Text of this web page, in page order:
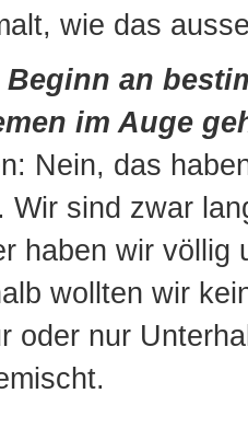
wie das
an
im Auge
Nein, das
Wir sind zwar
haben wir völlig
wollten wir
oder nur